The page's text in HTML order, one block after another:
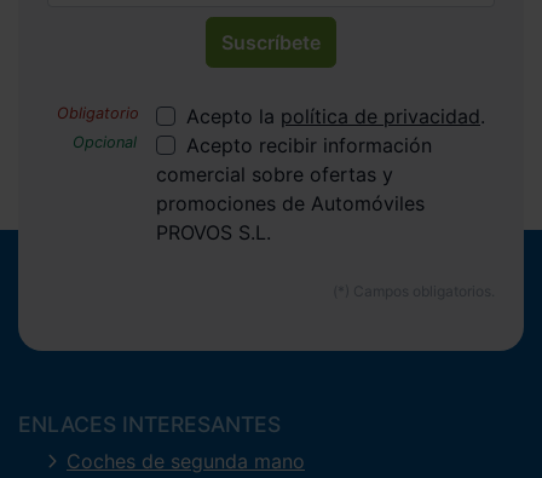
Suscríbete
Acepto la política de privacidad.
Acepto recibir información
comercial sobre ofertas y
promociones de Automóviles
PROVOS S.L.
ENLACES INTERESANTES
Coches de segunda mano